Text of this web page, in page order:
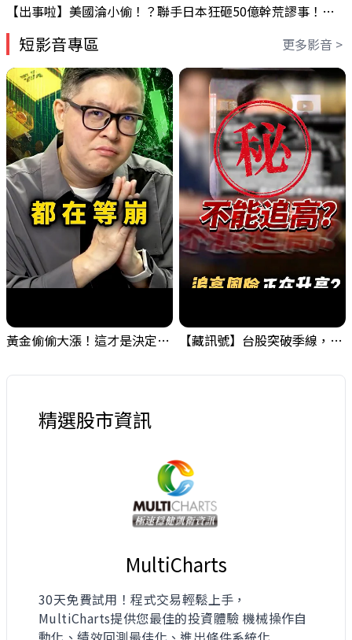
【出事啦】美國淪小偷！？聯手日本狂砸50億幹荒謬事！美元急殺黃金噴發，外資準備血洗台股！？｜ Mr.永年 李｜ 盤後講股 Mr.永年 李 2026 / 08 / 06
短影音專區 更多影音 >
黃金偷偷大漲！這才是決定台股生死的「真風向球」！｜Mr.Jimmy高志銘 #黃金 #美元指數 #聯準會 【藏訊號】台股突破季線，週一我提醒了這個關鍵訊號
精選股市資訊
MultiCharts
30天免費試用！程式交易輕鬆上手，
MultiCharts提供您最佳的投資體驗 機械操作自